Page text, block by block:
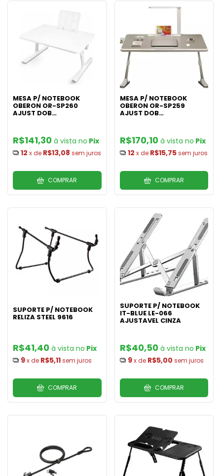
MESA P/ NOTEBOOK
OBERON OR-SP260
AJUST DOB
R$141,30
Pix
12 x de R$13,08 sem juros
COMPRAR
MESA P/ NOTEBOOK
OBERON OR-SP259
AJUST DOB
R$170,10
Pix
12 x de R$15,75 sem juros
COMPRAR
SUPORTE P/ NOTEBOOK
RELIZA STEEL 9616
R$41,40
Pix
9x de R$5,11sem juros
COMPRAR
SUPORTE P/ NOTEBOOK
IT-BLUE LE-066
AJUSTAVEL CINZA
R$40,50
Pix
9 x de R$5,00 sem juros
COMPRAR